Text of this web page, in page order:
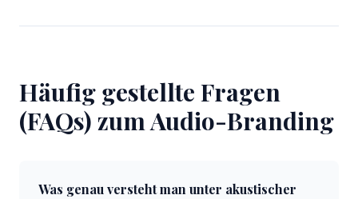
Häufig gestellte Fragen
(FAQs) zum Audio-Branding
Was genau versteht man unter akustischer